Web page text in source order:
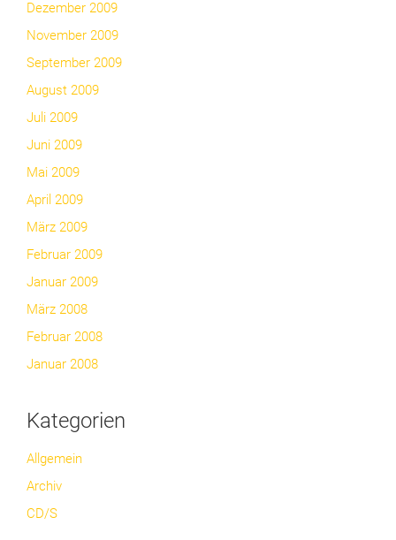
Dezember 2009
November 2009
September 2009
August 2009
Juli 2009
Juni 2009
Mai 2009
April 2009
März 2009
Februar 2009
Januar 2009
März 2008
Februar 2008
Januar 2008
Kategorien
Allgemein
Archiv
CD/S